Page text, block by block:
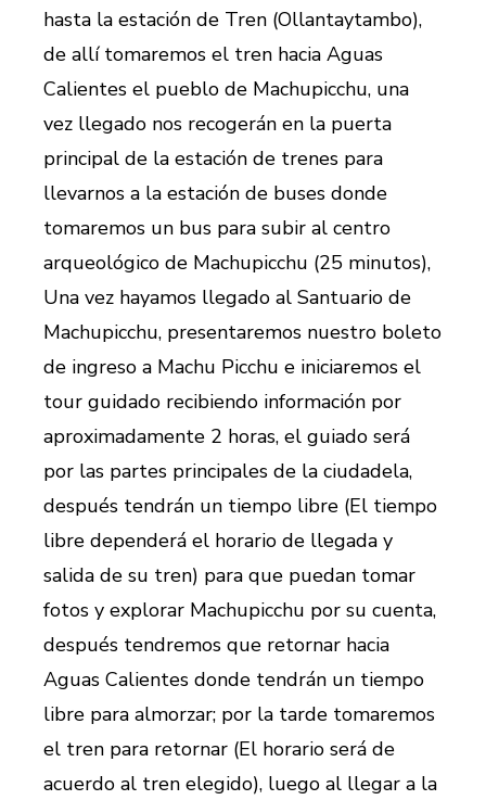
hasta la estación de Tren (Ollantaytambo),
de allí tomaremos el tren hacia Aguas
Calientes el pueblo de Machupicchu, una
vez llegado nos recogerán en la puerta
principal de la estación de trenes para
llevarnos a la estación de buses donde
tomaremos un bus para subir al centro
arqueológico de Machupicchu (25 minutos),
Una vez hayamos llegado al Santuario de
Machupicchu, presentaremos nuestro boleto
de ingreso a Machu Picchu e iniciaremos el
tour guidado recibiendo información por
aproximadamente 2 horas, el guiado será
por las partes principales de la ciudadela,
después tendrán un tiempo libre (El tiempo
libre dependerá el horario de llegada y
salida de su tren) para que puedan tomar
fotos y explorar Machupicchu por su cuenta,
después tendremos que retornar hacia
Aguas Calientes donde tendrán un tiempo
libre para almorzar; por la tarde tomaremos
el tren para retornar (El horario será de
acuerdo al tren elegido), luego al llegar a la